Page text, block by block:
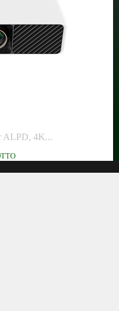
ALPD, 4K...